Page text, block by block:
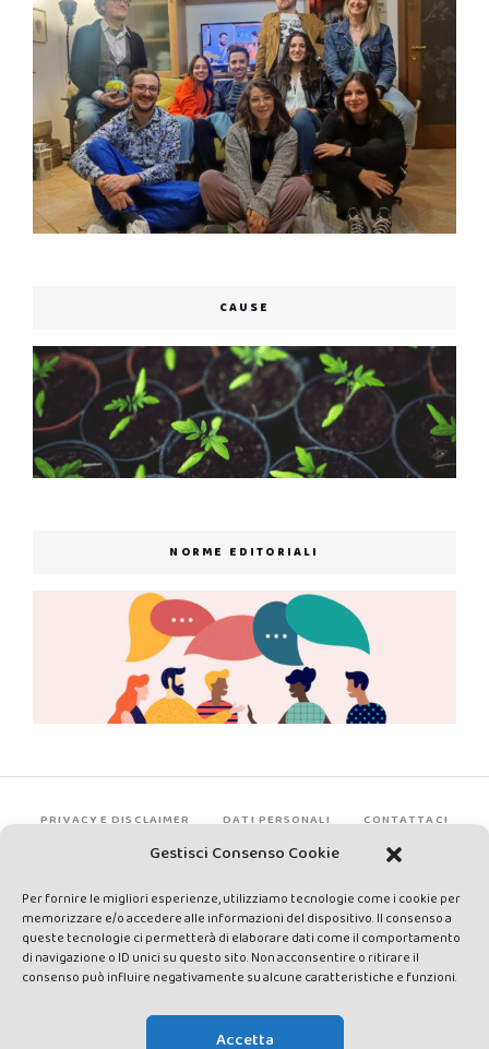
Gestisci Consenso Cookie
Per fornire le migliori esperienze, utilizziamo tecnologie come i cookie per
memorizzare e/o accedere alle informazioni del dispositivo. Il consenso a
queste tecnologie ci permetterà di elaborare dati come il comportamento
di navigazione o ID unici su questo sito. Non acconsentire o ritirare il
consenso può influire negativamente su alcune caratteristiche e funzioni.
Accetta
CAUSE
NORME EDITORIALI
PRIVACY E DISCLAIMER DATI PERSONALI CONTATTACI
rights reserved - Testata registrata presso il Tribunale di Siena con
autorizzazione n°1 del 12/04/2014 - Direttrice Responsabile: Chiara